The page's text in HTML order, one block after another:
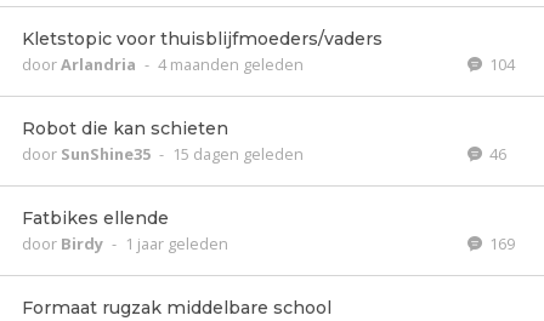
Kletstopic voor thuisblijfmoeders/vaders
doorArlandria - 4 maanden geleden 104
Robot die kan schieten
door SunShine35 - 15 dagen geleden 46
Fatbikes ellende
door Birdy - 1 jaar geleden 169
Formaat rugzak middelbare school